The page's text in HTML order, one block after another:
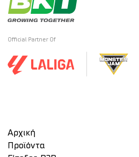
Official Partner Of
Αρχική
Προϊόντα